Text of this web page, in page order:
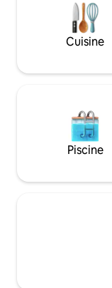
n'avons pas
monter à pied.
Cuisine
Piscine